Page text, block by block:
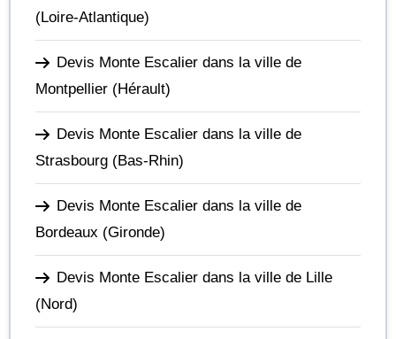
(Loire-Atlantique)
Devis Monte Escalier dans la ville de
Montpellier (Hérault)
Devis Monte Escalier dans la ville de
Strasbourg (Bas-Rhin)
Devis Monte Escalier dans la ville de
Bordeaux (Gironde)
Devis Monte Escalier dans la ville de Lille
(Nord)